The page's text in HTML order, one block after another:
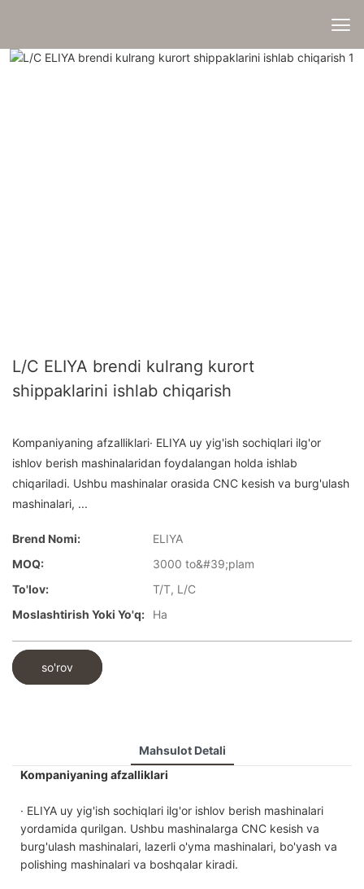
L/C ELIYA brendi kulrang kurort
shippaklarini ishlab chiqarish
Kompaniyaning afzalliklari· ELIYA uy yig'ish sochiqlari ilg'or
ishlov berish mashinalaridan foydalangan holda ishlab
chiqariladi. Ushbu mashinalar orasida CNC kesish va burg'ulash
mashinalari, ...
Brend Nomi:
ELIYA
MOQ:
3000 to&#39;plam
To'lov:
T/T, L/C
Moslashtirish Yoki Yo'q:
Ha
so'rov
Mahsulot Detali
Kompaniyaning afzalliklari
· ELIYA uy yig'ish sochiqlari ilg'or ishlov berish mashinalari
yordamida qurilgan. Ushbu mashinalarga CNC kesish va
burg'ulash mashinalari, lazerli o'yma mashinalari, bo'yash va
polishing mashinalari va boshqalar kiradi.